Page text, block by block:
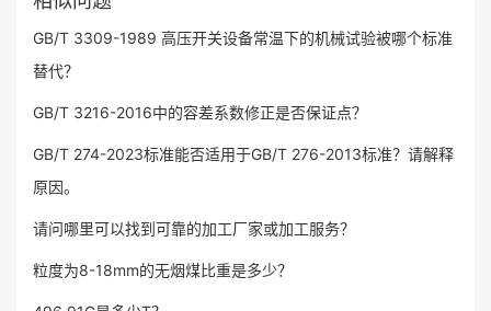
GB/T 3309-1989 高压开关设备常温下的机械试验被哪个标准
替代？
GB/T 3216-2016中的容差系数修正是否保证点？
GB/T 274-2023标准能否适用于GB/T 276-2013标准？请解释
原因。
请问哪里可以找到可靠的加工厂家或加工服务？
粒度为8-18mm的无烟煤比重是多少？